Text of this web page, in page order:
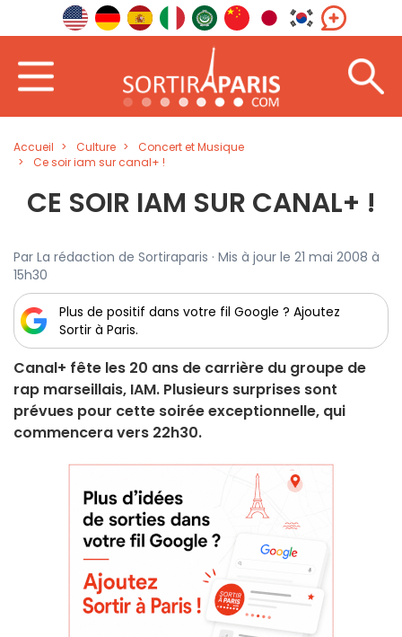
Accueil Culture
Concert et Musique
Ce soir iam sur canal+ !
CE SOIR IAM SUR CANAL+ !
Par La rédaction de Sortiraparis · Mis à jour le 21 mai 2008 à
15h30
Plus de positif dans votre fil Google ? Ajoutez
Sortir à Paris.
Canal+ fête les 20 ans de carrière du groupe de
rap marseillais, IAM. Plusieurs surprises sont
prévues pour cette soirée exceptionnelle, qui
commencera vers 22h30.